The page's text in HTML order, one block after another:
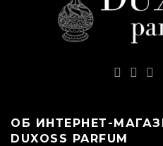
ОБ ИНТЕРНЕТ-
DUXOSS PARFUM